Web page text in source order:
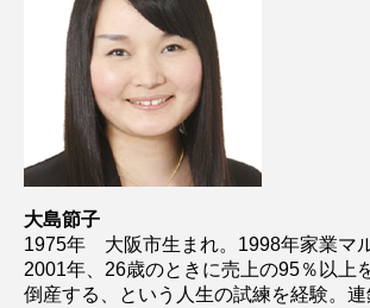
大島節子
1975年 大阪市生まれ。1998年家業マ
2001年、26歳のときに売上の95％以上
倒産する、という人生の試練を経験。